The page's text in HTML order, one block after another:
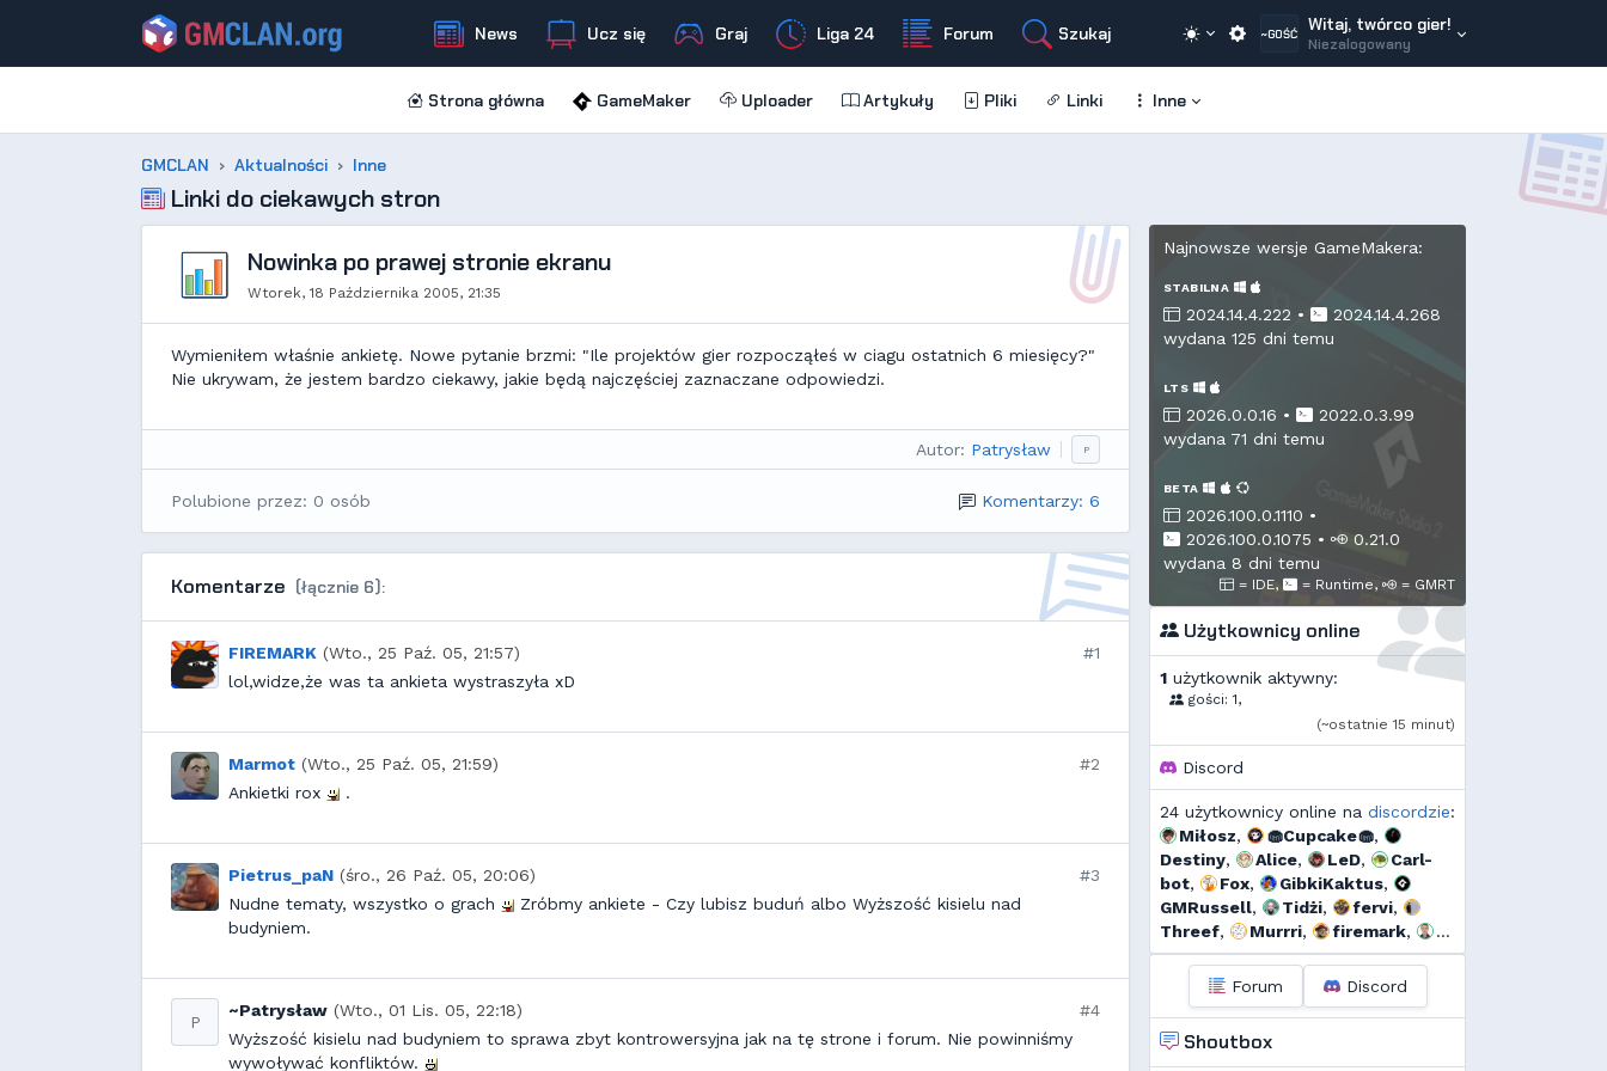
~GOŚĆ Witaj, twórco gier!
Niezalogowany
News Ucz się Graj Liga 24 Forum Szukaj
Strona główna GameMaker Uploader Artykuły Pliki Linki Inne
GMCLAN Aktualności Inne
Linki do ciekawych stron
Nowinka po prawej stronie ekranu
Wtorek, 18 Października 2005, 21:35
Wymieniłem właśnie ankietę. Nowe pytanie brzmi: "Ile projektów gier rozpocząłeś w ciagu ostatnich 6 miesięcy?"
Nie ukrywam, że jestem bardzo ciekawy, jakie będą najczęściej zaznaczane odpowiedzi.
Autor: Patrysław P
Polubione przez: 0 osób Komentarzy: 6
Komentarze (łącznie 6):
FIREMARK (Wto., 25 Paź. 05, 21:57)
#1
lol,widze,że was ta ankieta wystraszyła xD
Marmot (Wto., 25 Paź. 05, 21:59)
#2
Ankietki rox
.
Pietrus_paN (śro., 26 Paź. 05, 20:06)
#3
Nudne tematy, wszystko o grach
Zróbmy ankiete - Czy lubisz buduń albo Wyższość kisielu nad
budyniem.
P
~Patrysław (Wto., 01 Lis. 05, 22:18)
#4
Wyższość kisielu nad budyniem to sprawa zbyt kontrowersyjna jak na tę strone i forum. Nie powinniśmy
wywoływać konfliktów.
Najnowsze wersje GameMakera:
STABILNA
2024.14.4.222 •
2024.14.4.268
wydana 125 dni temu
LTS
2026.0.0.16 •
2022.0.3.99
wydana 71 dni temu
BETA
2026.100.0.1110 •
2026.100.0.1075 •
0.21.0
wydana 8 dni temu
= IDE, = Runtime, = GMRT
Użytkownicy online
1 użytkownik aktywny:
gości: 1,
(~ostatnie 15 minut)
Discord
24 użytkownicy online na discordzie:
Miłosz, 🧁Cupcake🧁,
Destiny, Alice, LeD,
Carl-
bot, Fox, GibkiKaktus,
GMRussell, Tidżi, fervi,
Threef, Murrri, firemark,
Jarkozpl, Dyno, szmalu,
Korodzik, sgames,
bagno, g..., Add92, Shockah
Forum Discord
Shoutbox